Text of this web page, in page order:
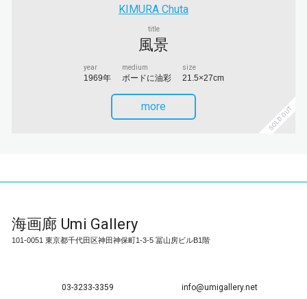
KIMURA Chuta
title
風景
year
1969年
medium
ボードに油彩
size
21.5×27cm
SOLD OUT
more
海画廊 Umi Gallery
101-0051 東京都千代田区神田神保町1-3-5 冨山房ビルB1階
03-3233-3359 info@umigallery.net